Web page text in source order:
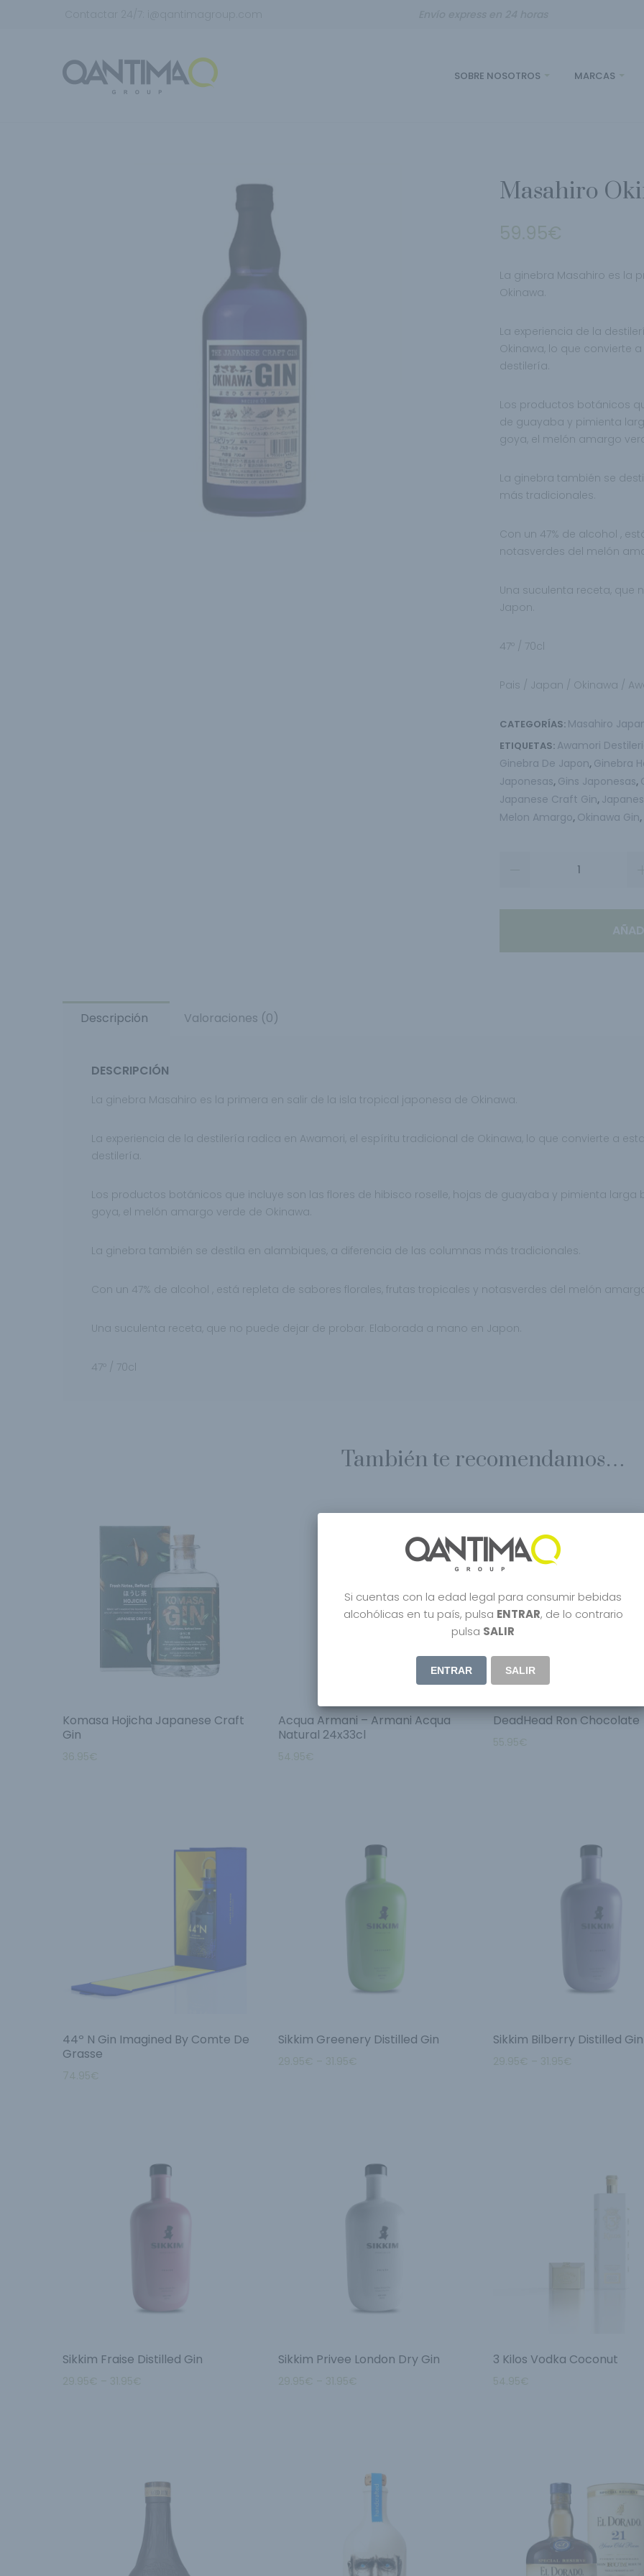
SOBRE NOSOTROS MARCAS
Masahiro
59.95€
La ginebra Masahiro es la
Okinawa.
La experiencia de la
Okinawa, lo que convierte
destilería.
Los productos botánicos
de guayaba y pimienta
goya, el melón amargo
La ginebra también se
más tradicionales.
Con un 47% de alcohol ,
notasverdes del melón
Una suculenta receta, que
Japon.
47º / 70cl
Pais / Japan / Okinawa /
CATEGORÍAS: Masahiro
ETIQUETAS: Awamori
Ginebra De Japon, Ginebra
Japonesas, Gins Japonesas,
Japanese Craft Gin,
Melon Amargo, Okinawa Gin,
Descripción Valoraciones (0)
DESCRIPCIÓN
La ginebra Masahiro es la primera en salir de la isla tropical japonesa de Okinawa.
La experiencia de la destilería radica en Awamori, el espíritu tradicional de Okinawa, lo que convierte a
destilería.
Los productos botánicos que incluye son las flores de hibisco roselle, hojas de guayaba y pimienta larga
goya, el melón amargo verde de Okinawa.
La ginebra también se destila en alambiques, a diferencia de las columnas más tradicionales.
Con un 47% de alcohol , está repleta de sabores florales, frutas tropicales y notasverdes del melón
Una suculenta receta, que no puede dejar de probar. Elaborada a mano en Japon.
47º / 70cl
También te recomendamos…
Komasa Hojicha Japanese Craft
Gin
36.95€
Acqua Armani – Armani Acqua
Natural 24x33cl
54.95€
DeadHead Ron Chocolate
55.95€
44º N Gin Imagined By Comte De
Grasse
74.95€
Sikkim Greenery Distilled Gin
29.95€ – 31.95€
Sikkim Bilberry Distilled Gin
29.95€ – 31.95€
Sikkim Fraise Distilled Gin
29.95€ – 31.95€
Sikkim Privee London Dry Gin
29.95€ – 31.95€
3 Kilos Vodka Coconut
54.95€
Si cuentas con la edad legal para consumir bebidas
alcohólicas en tu país, pulsa ENTRAR, de lo contrario
pulsa SALIR
ENTRAR SALIR